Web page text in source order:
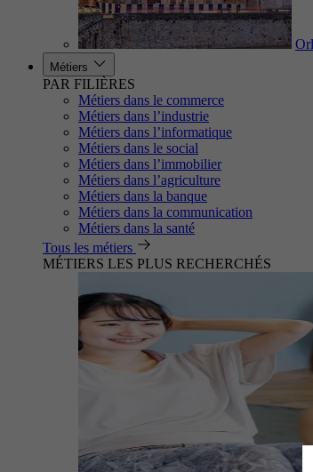
Métiers
PAR FILIÈRES
Métiers dans le commerce
Métiers dans l’industrie
Métiers dans l’informatique
Métiers dans le social
Métiers dans l’immobilier
Métiers dans l’agriculture
Métiers dans la banque
Métiers dans la communication
Métiers dans la santé
Tous les métiers
MÉTIERS LES PLUS RECHERCHÉS